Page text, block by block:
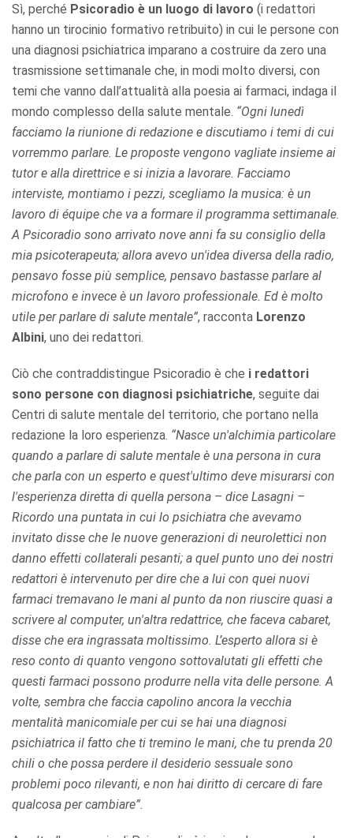
Sì, perché Psicoradio è un luogo di lavoro (i redattori
hanno un tirocinio formativo retribuito) in cui le persone con
una diagnosi psichiatrica imparano a costruire da zero una
trasmissione settimanale che, in modi molto diversi, con
temi che vanno dall’attualità alla poesia ai farmaci, indaga il
mondo complesso della salute mentale. “Ogni lunedì
facciamo la riunione di redazione e discutiamo i temi di cui
vorremmo parlare. Le proposte vengono vagliate insieme ai
tutor e alla direttrice e si inizia a lavorare. Facciamo
interviste, montiamo i pezzi, scegliamo la musica: è un
lavoro di équipe che va a formare il programma settimanale.
A Psicoradio sono arrivato nove anni fa su consiglio della
mia psicoterapeuta; allora avevo un'idea diversa della radio,
pensavo fosse più semplice, pensavo bastasse parlare al
microfono e invece è un lavoro professionale. Ed è molto
utile per parlare di salute mentale”, racconta Lorenzo
Albini, uno dei redattori.
Ciò che contraddistingue Psicoradio è che i redattori
sono persone con diagnosi psichiatriche, seguite dai
Centri di salute mentale del territorio, che portano nella
redazione la loro esperienza. “Nasce un'alchimia particolare
quando a parlare di salute mentale è una persona in cura
che parla con un esperto e quest'ultimo deve misurarsi con
l'esperienza diretta di quella persona – dice Lasagni –
Ricordo una puntata in cui lo psichiatra che avevamo
invitato disse che le nuove generazioni di neurolettici non
danno effetti collaterali pesanti; a quel punto uno dei nostri
redattori è intervenuto per dire che a lui con quei nuovi
farmaci tremavano le mani al punto da non riuscire quasi a
scrivere al computer, un'altra redattrice, che faceva cabaret,
disse che era ingrassata moltissimo. L’esperto allora si è
reso conto di quanto vengono sottovalutati gli effetti che
questi farmaci possono produrre nella vita delle persone. A
volte, sembra che faccia capolino ancora la vecchia
mentalità manicomiale per cui se hai una diagnosi
psichiatrica il fatto che ti tremino le mani, che tu prenda 20
chili o che possa perdere il desiderio sessuale sono
problemi poco rilevanti, e non hai diritto di cercare di fare
qualcosa per cambiare”.